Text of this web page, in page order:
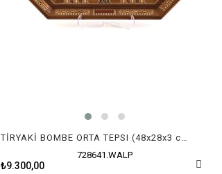
TİRYAKİ BOMBE ORTA TEPSI (48x28x3 cm)
728641.WALP
₺9.300,00